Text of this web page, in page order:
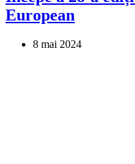
European
8 mai 2024